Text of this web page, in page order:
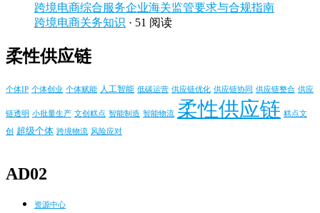
跨境电商综合服务企业海关监管要求与合规指南
跨境电商关务知识 · 51 阅读
柔性供应链
个体IP 个体创业 个体赋能 人工智能 低碳运营 供应链优化 供应链协同 供应链整合 供应
链透明 小批量生产 文创糕点 智能制造 智能物流 柔性供应链 糕点文
创 超级个体 跨境物流 风险应对
AD02
资源中心